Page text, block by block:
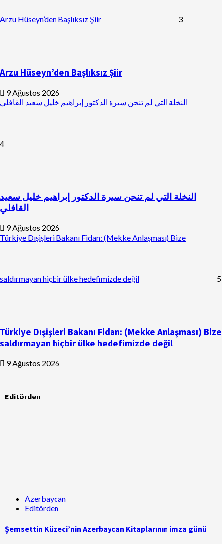
Arzu Hüseyn’den Başlıksız Şiir 3
Arzu Hüseyn’den Başlıksız Şiir
9 Ağustos 2026
النخلة التي لم تنحن سيرة الدكتور إبراهيم خليل سعيد القافلي
4
النخلة التي لم تنحن سيرة الدكتور إبراهيم خليل سعيد
القافلي
9 Ağustos 2026
Türkiye Dışişleri Bakanı Fidan: (Mekke Anlaşması) Bize
saldırmayan hiçbir ülke hedefimizde değil 5
Türkiye Dışişleri Bakanı Fidan: (Mekke Anlaşması) Bize
saldırmayan hiçbir ülke hedefimizde değil
9 Ağustos 2026
Editörden
Azerbaycan
Editörden
Şemsettin Küzeci’nin Azerbaycan Kitaplarının imza günü